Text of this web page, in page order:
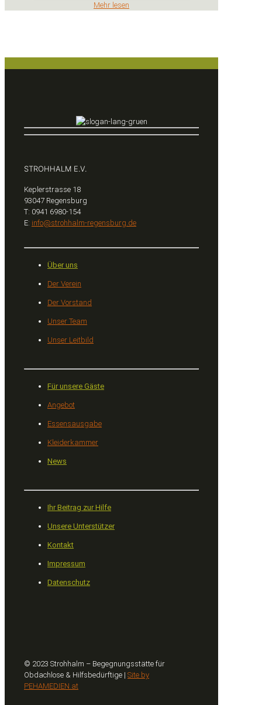
Mehr lesen
STROHHALM E.V.
Keplerstrasse 18
93047 Regensburg
T: 0941 6980-154
E: info@strohhalm-regensburg.de
Über uns
Der Verein
Der Vorstand
Unser Team
Unser Leitbild
Für unsere Gäste
Angebot
Essensausgabe
Kleiderkammer
News
Ihr Beitrag zur Hilfe
Unsere Unterstützer
Kontakt
Impressum
Datenschutz
© 2023 Strohhalm – Begegnungsstätte für
Obdachlose & Hilfsbedürftige | Site by
PEHAMEDIEN.at